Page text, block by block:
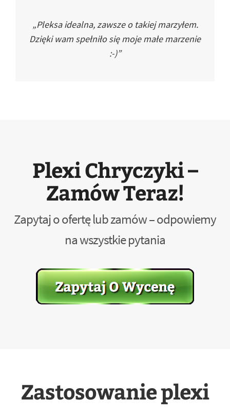
„Pleksa idealna, zawsze o takiej marzyłem.
Dzięki wam spełniło się moje małe marzenie
:-)”
Plexi Chryczyki –
Zamów Teraz!
Zapytaj o ofertę lub zamów – odpowiemy
na wszystkie pytania
Zastosowanie plexi